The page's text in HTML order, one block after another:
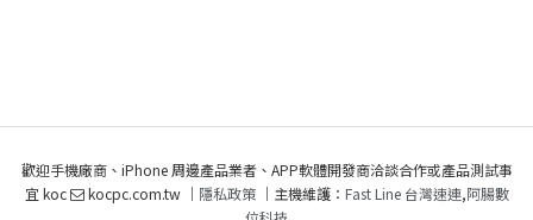
歡迎手機廠商、iPhone 周邊產品業者、APP軟體開發商洽談合作或產品測試事
宜 koc
kocpc.com.tw ｜ 隱私政策｜主機維護： Fast Line 台灣速連,阿腸數